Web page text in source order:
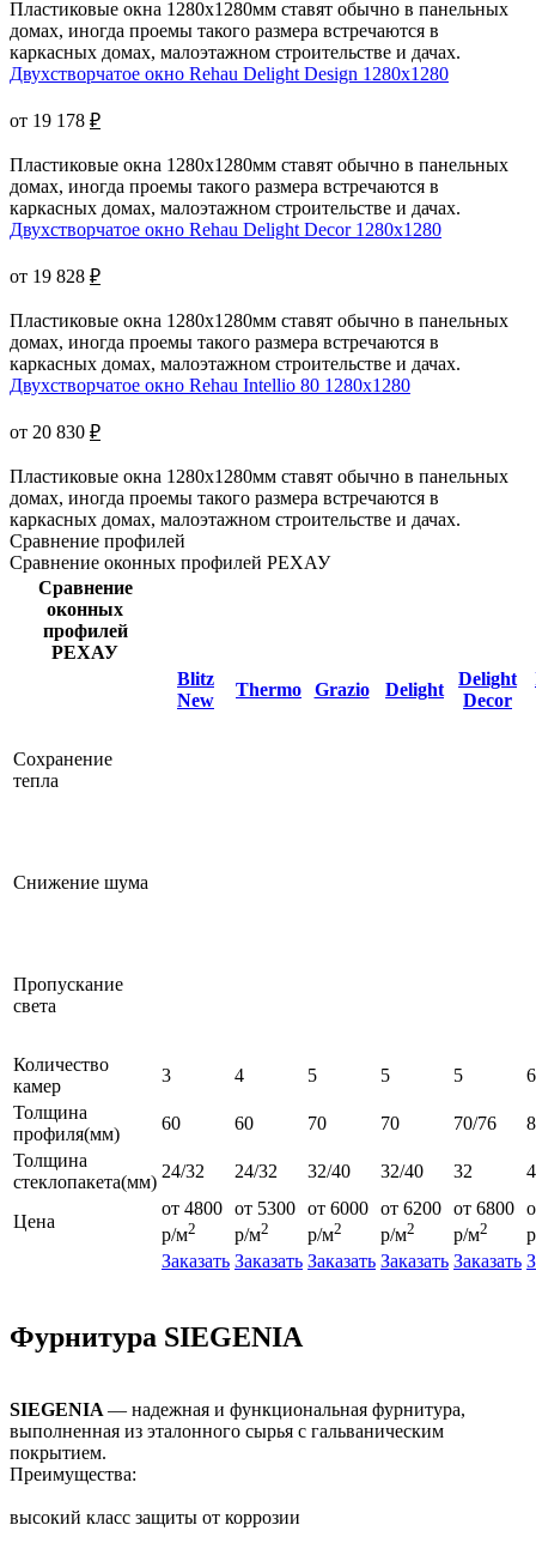
Пластиковые окна 1280х1280мм ставят обычно в панельных
домах, иногда проемы такого размера встречаются в
каркасных домах, малоэтажном строительстве и дачах.
Двухстворчатое окно Rehau Delight Design 1280x1280
от 19 178 ₽
Пластиковые окна 1280х1280мм ставят обычно в панельных
домах, иногда проемы такого размера встречаются в
каркасных домах, малоэтажном строительстве и дачах.
Двухстворчатое окно Rehau Delight Decor 1280x1280
от 19 828 ₽
Пластиковые окна 1280х1280мм ставят обычно в панельных
домах, иногда проемы такого размера встречаются в
каркасных домах, малоэтажном строительстве и дачах.
Двухстворчатое окно Rehau Intellio 80 1280x1280
от 20 830 ₽
Пластиковые окна 1280х1280мм ставят обычно в панельных
домах, иногда проемы такого размера встречаются в
каркасных домах, малоэтажном строительстве и дачах.
Сравнение профилей
Сравнение оконных профилей РЕХАУ
Сравнение
оконных
профилей
РЕХАУ
Blitz
New
Thermo Grazio Delight
Delight
Decor
Сохранение
тепла
Снижение шума
Пропускание
света
Количество
камер
3 4 5 5 5
6
Толщина
профиля(мм)
60 60 70 70 70/76
Толщина
стеклопакета(мм)
24/32 24/32 32/40 32/40 32
Цена
от 4800
р/м2
от 5300
р/м2
от 6000
р/м2
от 6200
р/м2
от 6800
р/м2
Заказать Заказать Заказать Заказать Заказать
Фурнитура SIEGENIA
SIEGENIA — надежная и функциональная фурнитура,
выполненная из эталонного сырья с гальваническим
покрытием.
Преимущества:
высокий класс защиты от коррозии